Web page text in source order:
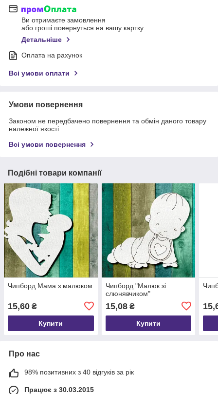
Ви отримаєте замовлення
або гроші повернуться на вашу картку
Детальніше
Оплата на рахунок
Всі умови оплати
Умови повернення
Законом не передбачено повернення та обмін даного товару
належної якості
Всі умови повернення
Подібні товари компанії
Чипборд Мама з малюком
15,60 ₴
Купити
Чипборд "Малюк зі
слюнявчиком"
15,08₴
Купити
Про нас
98% позитивних з 40 відгуків за рік
Працює з 30.03.2015